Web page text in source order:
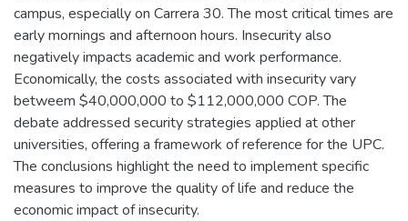
campus, especially on Carrera 30. The most critical times are
early mornings and afternoon hours. Insecurity also
negatively impacts academic and work performance.
Economically, the costs associated with insecurity vary
betweem $40,000,000 to $112,000,000 COP. The
debate addressed security strategies applied at other
universities, offering a framework of reference for the UPC.
The conclusions highlight the need to implement specific
measures to improve the quality of life and reduce the
economic impact of insecurity.